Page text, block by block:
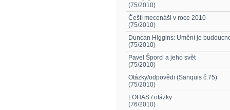
(75/2010)
Čeští mecenáši v roce 2010
(75/2010)
Duncan Higgins: Umění je
(75/2010)
Pavel Šporcl a jeho svět
(75/2010)
Otázky/odpovědi (Sanquis č.75)
(75/2010)
LOHAS / otázky
(76/2010)